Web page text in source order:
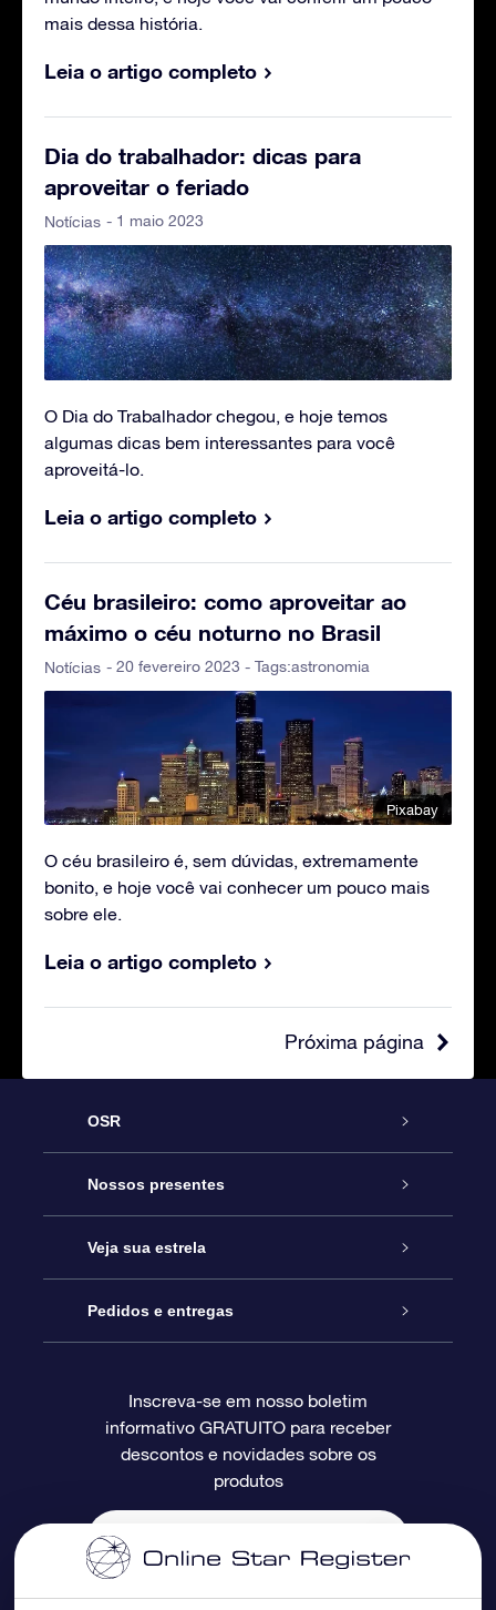
mais dessa história.
Leia o artigo completo
Dia do trabalhador: dicas para
aproveitar o feriado
Notícias - 1 maio 2023
O Dia do Trabalhador chegou, e hoje temos
algumas dicas bem interessantes para você
aproveitá-lo.
Leia o artigo completo
Céu brasileiro: como aproveitar ao
máximo o céu noturno no Brasil
Notícias - 20 fevereiro 2023 - Tags:astronomia
Pixabay
O céu brasileiro é, sem dúvidas, extremamente
bonito, e hoje você vai conhecer um pouco mais
sobre ele.
Leia o artigo completo
Próxima página
OSR
Serviço
Entre em contato conosco
Blog
Avaliações
Nossos presentes
Presente estrelar on-line
Pacote de presente da OSR
O cartão de presente da OSR
Presentes corporativos
Veja sua estrela
Star Register
Página estelar personalizada
Um Milhão de Estrelas
OSR Starsaver
Pedidos e entregas
Informações de pagamento
Política de devolução
Inscreva-se em nosso boletim
informativo GRATUITO para receber
descontos e novidades sobre os
produtos